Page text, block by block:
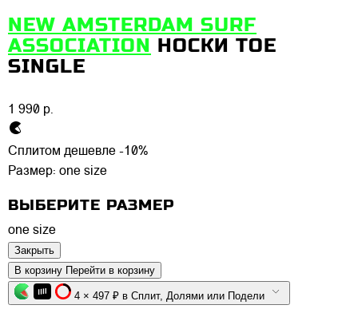
NEW AMSTERDAM SURF
ASSOCIATION НОСКИ TOE
SINGLE
1 990 р.
Сплитом дешевле -10%
Размер: one size
ВЫБЕРИТЕ РАЗМЕР
one size
Закрыть
В корзину Перейти в корзину
4 × 497 ₽ в Сплит, Долями или Подели